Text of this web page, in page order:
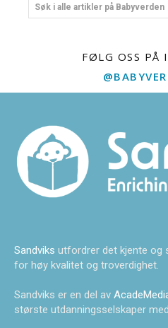
Søk i alle artikler på Babyverden
FØLG OSS PÅ
Sandviks utfordrer det kjente og
for høy kvalitet og troverdighet.
Sandviks er en del av
største utdanningsselskaper